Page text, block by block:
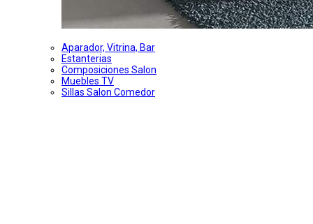
Aparador, Vitrina, Bar
Estanterias
Composiciones Salon
Muebles TV
Sillas Salon Comedor